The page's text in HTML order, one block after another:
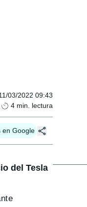
03/2022 09:43
4 min. lectura
en Google
del Tesla